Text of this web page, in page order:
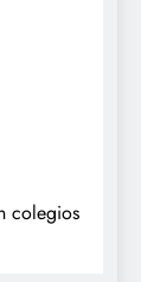
colegios